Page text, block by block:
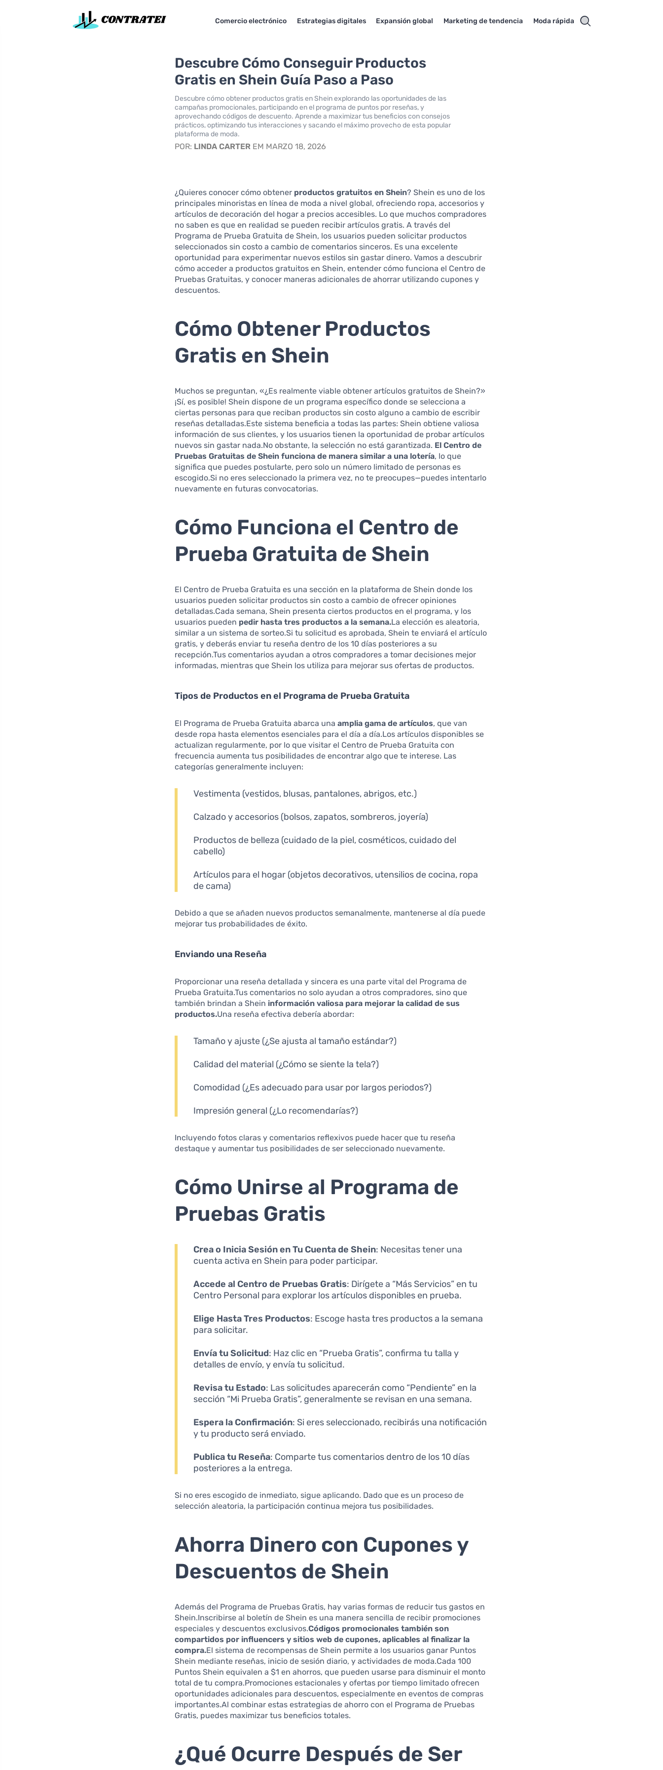
Comercio electrónico Estrategias digitales Expansión global Marketing de tendencia Moda rápida
Descubre Cómo Conseguir Productos
Gratis en Shein Guía Paso a Paso
Descubre cómo obtener productos gratis en Shein explorando las oportunidades de las
campañas promocionales, participando en el programa de puntos por reseñas, y
aprovechando códigos de descuento. Aprende a maximizar tus beneficios con consejos
prácticos, optimizando tus interacciones y sacando el máximo provecho de esta popular
plataforma de moda.
POR: LINDA CARTER EM MARZO 18, 2026
¿Quieres conocer cómo obtener productos gratuitos en Shein? Shein es uno de los
principales minoristas en línea de moda a nivel global, ofreciendo ropa, accesorios y
artículos de decoración del hogar a precios accesibles. Lo que muchos compradores
no saben es que en realidad se pueden recibir artículos gratis. A través del
Programa de Prueba Gratuita de Shein, los usuarios pueden solicitar productos
seleccionados sin costo a cambio de comentarios sinceros. Es una excelente
oportunidad para experimentar nuevos estilos sin gastar dinero. Vamos a descubrir
cómo acceder a productos gratuitos en Shein, entender cómo funciona el Centro de
Pruebas Gratuitas, y conocer maneras adicionales de ahorrar utilizando cupones y
descuentos.
Cómo Obtener Productos
Gratis en Shein
Muchos se preguntan, «¿Es realmente viable obtener artículos gratuitos de Shein?»
¡Sí, es posible! Shein dispone de un programa específico donde se selecciona a
ciertas personas para que reciban productos sin costo alguno a cambio de escribir
reseñas detalladas.Este sistema beneficia a todas las partes: Shein obtiene valiosa
información de sus clientes, y los usuarios tienen la oportunidad de probar artículos
nuevos sin gastar nada.No obstante, la selección no está garantizada. El Centro de
Pruebas Gratuitas de Shein funciona de manera similar a una lotería, lo que
significa que puedes postularte, pero solo un número limitado de personas es
escogido.Si no eres seleccionado la primera vez, no te preocupes—puedes intentarlo
nuevamente en futuras convocatorias.
Cómo Funciona el Centro de
Prueba Gratuita de Shein
El Centro de Prueba Gratuita es una sección en la plataforma de Shein donde los
usuarios pueden solicitar productos sin costo a cambio de ofrecer opiniones
detalladas.Cada semana, Shein presenta ciertos productos en el programa, y los
usuarios pueden pedir hasta tres productos a la semana.La elección es aleatoria,
similar a un sistema de sorteo.Si tu solicitud es aprobada, Shein te enviará el artículo
gratis, y deberás enviar tu reseña dentro de los 10 días posteriores a su
recepción.Tus comentarios ayudan a otros compradores a tomar decisiones mejor
informadas, mientras que Shein los utiliza para mejorar sus ofertas de productos.
Tipos de Productos en el Programa de Prueba Gratuita
El Programa de Prueba Gratuita abarca unaamplia gama de artículos, que van
desde ropa hasta elementos esenciales para el día a día.Los artículos disponibles se
actualizan regularmente, por lo que visitar el Centro de Prueba Gratuita con
frecuencia aumenta tus posibilidades de encontrar algo que te interese. Las
categorías generalmente incluyen:
Vestimenta (vestidos, blusas, pantalones, abrigos, etc.)
Calzado y accesorios (bolsos, zapatos, sombreros, joyería)
Productos de belleza (cuidado de la piel, cosméticos, cuidado del
cabello)
Artículos para el hogar (objetos decorativos, utensilios de cocina, ropa
de cama)
Debido a que se añaden nuevos productos semanalmente, mantenerse al día puede
mejorar tus probabilidades de éxito.
Enviando una Reseña
Proporcionar una reseña detallada y sincera es una parte vital del Programa de
Prueba Gratuita.Tus comentarios no solo ayudan a otros compradores, sino que
también brindan a Shein información valiosa para mejorar la calidad de sus
productos.Una reseña efectiva debería abordar:
Tamaño y ajuste (¿Se ajusta al tamaño estándar?)
Calidad del material (¿Cómo se siente la tela?)
Comodidad (¿Es adecuado para usar por largos periodos?)
Impresión general (¿Lo recomendarías?)
Incluyendo fotos claras y comentarios reflexivos puede hacer que tu reseña
destaque y aumentar tus posibilidades de ser seleccionado nuevamente.
Cómo Unirse al Programa de
Pruebas Gratis
Crea o Inicia Sesión en Tu Cuenta de Shein: Necesitas tener una
cuenta activa en Shein para poder participar.
Accede al Centro de Pruebas Gratis: Dirígete a “Más Servicios” en tu
Centro Personal para explorar los artículos disponibles en prueba.
Elige Hasta Tres Productos: Escoge hasta tres productos a la semana
para solicitar.
Envía tu Solicitud: Haz clic en “Prueba Gratis”, confirma tu talla y
detalles de envío, y envía tu solicitud.
Revisa tu Estado: Las solicitudes aparecerán como “Pendiente” en la
sección “Mi Prueba Gratis”, generalmente se revisan en una semana.
Espera la Confirmación: Si eres seleccionado, recibirás una notificación
y tu producto será enviado.
Publica tu Reseña: Comparte tus comentarios dentro de los 10 días
posteriores a la entrega.
Si no eres escogido de inmediato, sigue aplicando. Dado que es un proceso de
selección aleatoria, la participación continua mejora tus posibilidades.
Ahorra Dinero con Cupones y
Descuentos de Shein
Además del Programa de Pruebas Gratis, hay varias formas de reducir tus gastos en
Shein.Inscribirse al boletín de Shein es una manera sencilla de recibir promociones
especiales y descuentos exclusivos.Códigos promocionales también son
compartidos por influencers y sitios web de cupones, aplicables al finalizar la
compra.El sistema de recompensas de Shein permite a los usuarios ganar Puntos
Shein mediante reseñas, inicio de sesión diario, y actividades de moda.Cada 100
Puntos Shein equivalen a $1 en ahorros, que pueden usarse para disminuir el monto
total de tu compra.Promociones estacionales y ofertas por tiempo limitado ofrecen
oportunidades adicionales para descuentos, especialmente en eventos de compras
importantes.Al combinar estas estrategias de ahorro con el Programa de Pruebas
Gratis, puedes maximizar tus beneficios totales.
¿Qué Ocurre Después de Ser